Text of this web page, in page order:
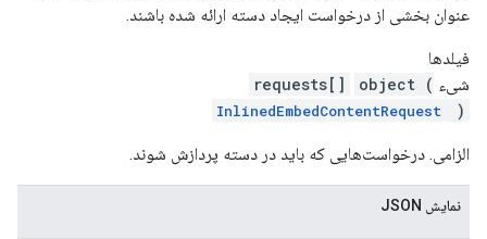
عنوان بخشی از درخواست ایجاد دسته ارائه شده باشند.
فیلدها
شیء
requests[] object (
InlinedEmbedContentRequest )
الزامی. درخواست‌هایی که باید در دسته پردازش شوند.
نمایش JSON